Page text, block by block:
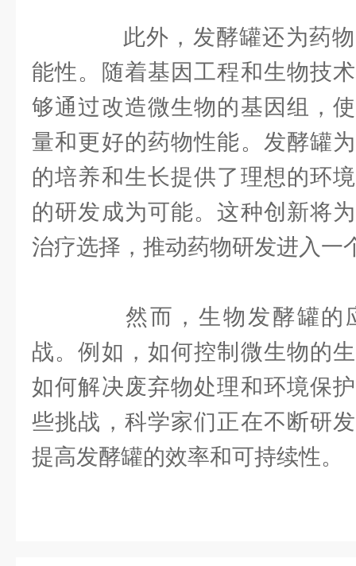
此外，发酵罐还为药物
能性。随着基因工程和生物技
够通过改造微生物的基因组，
量和更好的药物性能。发酵罐
的培养和生长提供了理想的环
的研发成为可能。这种创新将
治疗选择，推动药物研发进入一
然而，生物发酵罐的
战。例如，如何控制微生物的
如何解决废弃物处理和环境保
些挑战，科学家们正在不断研
提高发酵罐的效率和可持续性。